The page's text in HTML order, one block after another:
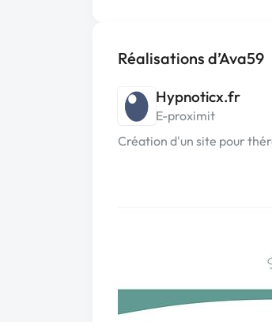
Réalisations d’Ava59
Hypnoticx.fr
E-proximit
Création d'un site pour